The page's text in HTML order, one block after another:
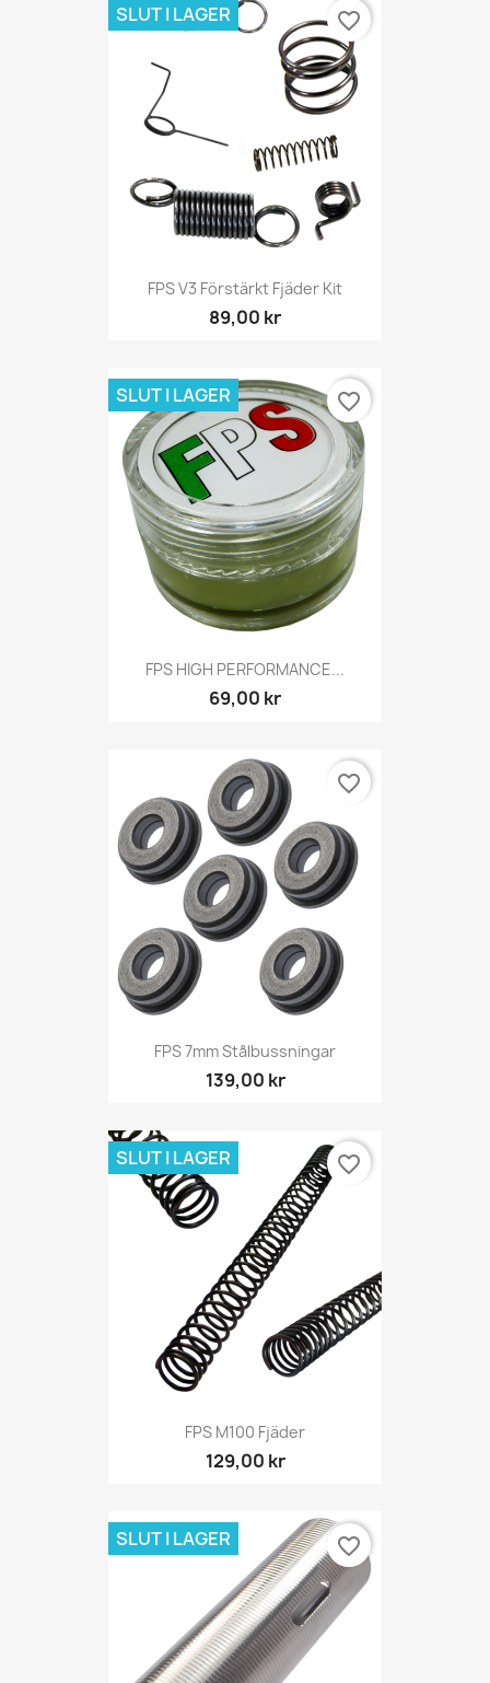
FPS V3 Förstärkt Fjäder Kit
89,00 kr
SLUT I LAGER favorite_border
FPS HIGH PERFORMANCE...
69,00 kr
SLUT I LAGER favorite_border
FPS 7mm Stålbussningar
139,00 kr
favorite_border
FPS M100 Fjäder
129,00 kr
SLUT I LAGER favorite_border
SLUT I LAGER favorite_border